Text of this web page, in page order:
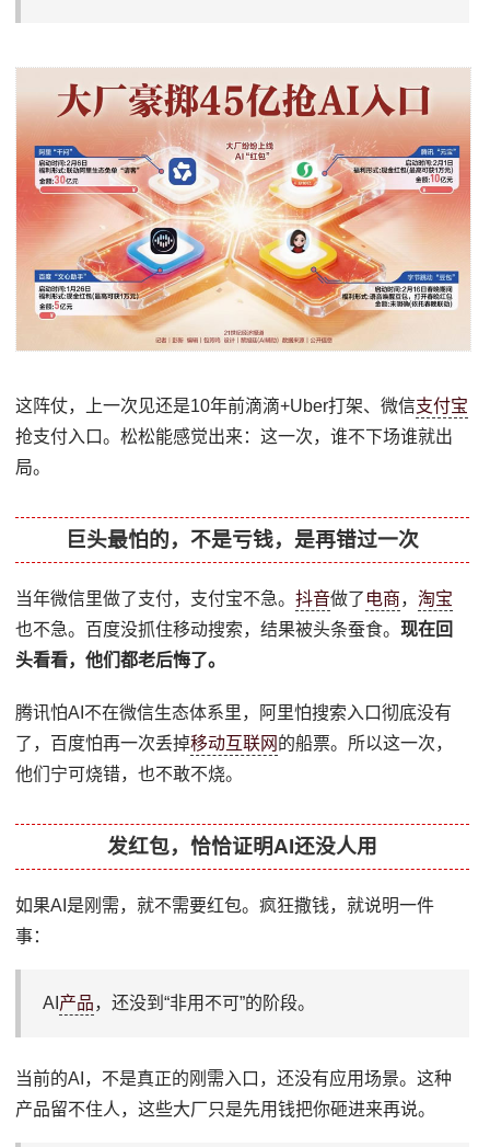
这阵仗，上一次见还是10年前滴滴+Uber打架、微信支付宝
抢支付入口。松松能感觉出来：这一次，谁不下场谁就出
局。
巨头最怕的，不是亏钱，是再错过一次
当年微信里做了支付，支付宝不急。抖音做了 电商，淘宝
也不急。百度没抓住移动搜索，结果被头条蚕食。现在回
头看看，他们都老后悔了。
腾讯怕AI不在微信生态体系里，阿里怕搜索入口彻底没有
了，百度怕再一次丢掉移动互联网 的船票。所以这一次，
他们宁可烧错，也不敢不烧。
发红包，恰恰证明AI还没人用
如果AI是刚需，就不需要红包。疯狂撒钱，就说明一件
事：
AI 产品，还没到“非用不可”的阶段。
当前的AI，不是真正的刚需入口，还没有应用场景。这种
产品留不住人，这些大厂只是先用钱把你砸进来再说。